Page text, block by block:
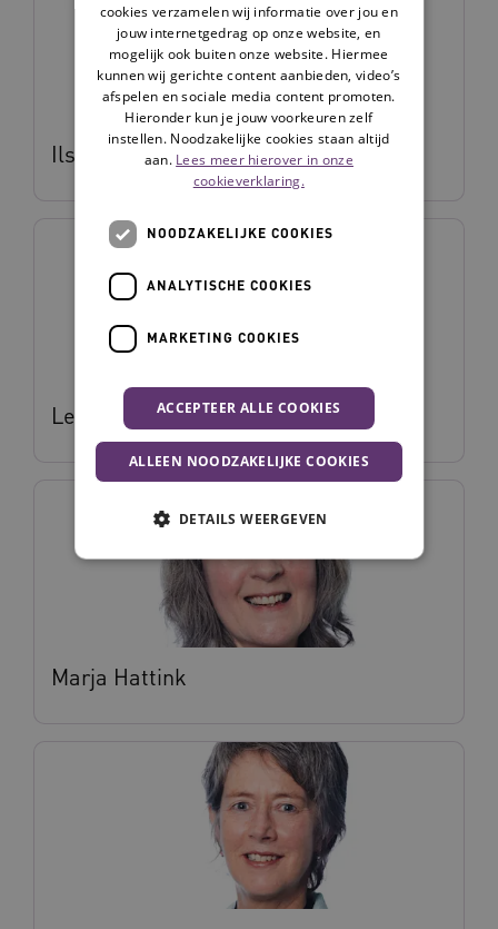
Ilse Lelieveld
Lenieke Velis
Marja Hattink
cookies verzamelen wij informatie over jou en
jouw internetgedrag op onze website, en
mogelijk ook buiten onze website. Hiermee
kunnen wij gerichte content aanbieden, video’s
afspelen en sociale media content promoten.
Hieronder kun je jouw voorkeuren zelf
instellen. Noodzakelijke cookies staan altijd
aan. Lees meer hierover in onze
cookieverklaring.
NOODZAKELIJKE COOKIES
ANALYTISCHE COOKIES
MARKETING COOKIES
ACCEPTEER ALLE COOKIES
ALLEEN NOODZAKELIJKE COOKIES
DETAILS WEERGEVEN
Noodzakelijke cookies
Analytische cookies
Marketing cookies
Deze functionele en technische cookies zorgen
Provider
__Secure-ROLLOUT_TOKEN
.youtube.com
www.vilans.nl